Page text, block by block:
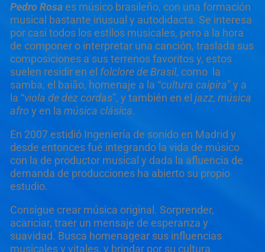
Pedro Rosaes músico brasileño, con una formación
musical bastante inusual y autodidacta. Se interesa
por casi todos los estilos musicales, pero a la hora
de componer o interpretar una canción, traslada sus
composiciones a sus terrenos favoritos y, estos
suelen residir en el folclore de Brasil, como la
samba, el baião, homenaje a la “cultura caipira” y a
la “viola de dez cordas”, y también en el jazz, música
afro y en la música clásica.
En 2007 estidió Ingeniería de sonido en Madrid y
desde entonces fué integrando la vida de músico
con la de productor musical y dada la afluencia de
demanda de producciones ha abierto su propio
estudio.
Consigue crear música original. Sorprender,
acariciar, traer un mensaje de esperanza y
suavidad. Busca homenagear sus influencias
musicales y vitales, y brindar por su cultura.